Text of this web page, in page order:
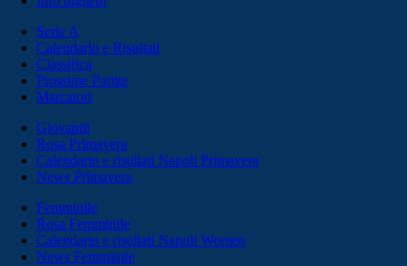
Serie A
Calendario e Risultati
Classifica
Prossime Partite
Marcatori
Giovanili
Rosa Primavera
Calendario e risultati Napoli Primavera
News Primavera
Femminile
Rosa Femminile
Calendario e risultati Napoli Women
News Femminile